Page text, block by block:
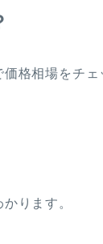
格相場をチェ
ります。